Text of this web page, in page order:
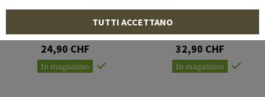
AC UNITY
Magazine for Glock 9mm
17rds
24,90 CHF
In magazzino
AC UNITY
Magazine for Glock 9mm
30rds
32,90 CHF
In magazzino
TUTTI ACCETTANO